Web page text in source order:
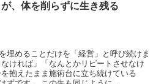
が、体を削らずに生き残る
埋めることだけを「経営」と呼び続けま
ければ」「なんとかリピートさせなけ
抱えたまま施術台に立ち続けている